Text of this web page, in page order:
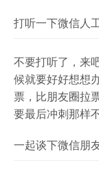
打听一下微信人
不要打听了，来
候就要好好想想
票，比朋友圈拉
要最后冲刺那样
一起谈下微信朋